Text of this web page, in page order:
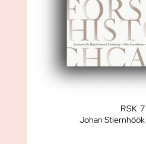
RSK 7
Johan Stiernhöök